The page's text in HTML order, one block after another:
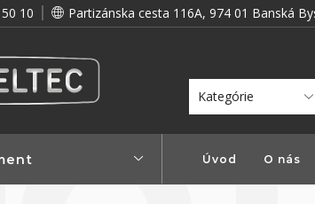
10 Partizánska cesta 116A, 974 01 Banská
vernostné zľavy!
Úvod O nás